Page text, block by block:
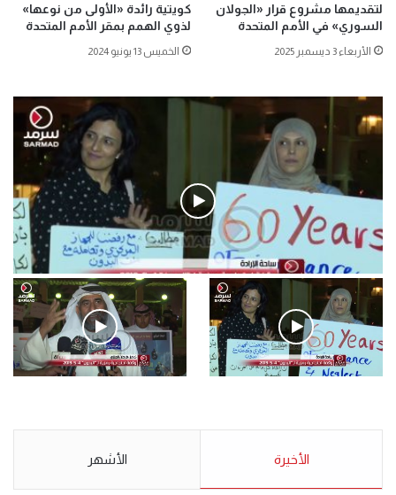
لتقديمها مشروع قرار «الجولان
السوري» في الأمم المتحدة
الأربعاء 3 ديسمبر 2025
كويتية رائدة «الأولى من نوعها»
لذوي الهمم بمقر الأمم المتحدة
الخميس 13 يونيو 2024
فيديو
.وقفة احتجاجية رمزية لـ”#البدون” في ساحة الإرادة 4-5-2019.
الأحد 5 مايو 2019
5-2019.
نبيع مخدرات يعني ولا خمر؟!.
الأخيرة الأشهر